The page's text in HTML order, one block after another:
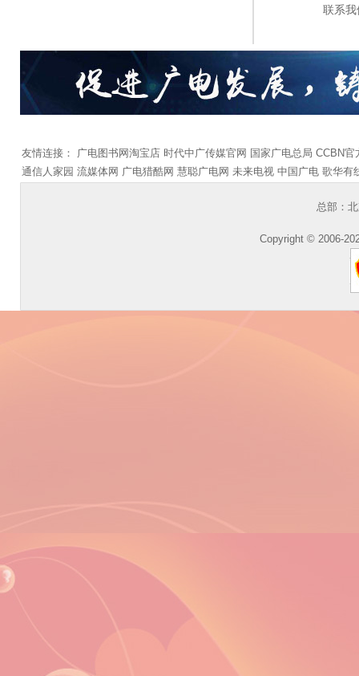
联系我
友情连接： 广电图书网淘宝店 时代中广传媒官网 国家广电总局 CCBN官
通信人家园 流媒体网 广电猎酷网 慧聪广电网 未来电视 中国广电 歌华有
总部：
Copyright © 2006-